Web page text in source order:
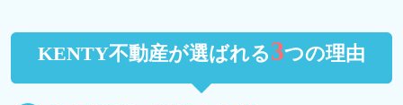
KENTY不動産が選ばれる3つの理由